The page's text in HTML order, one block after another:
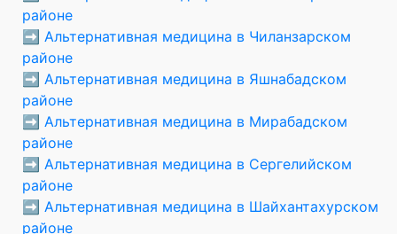
районе
➡️ Альтернативная медицина в Чиланзарском
районе
➡️ Альтернативная медицина в Яшнабадском
районе
➡️ Альтернативная медицина в Мирабадском
районе
➡️ Альтернативная медицина в Сергелийском
районе
➡️ Альтернативная медицина в Шайхантахурском
районе